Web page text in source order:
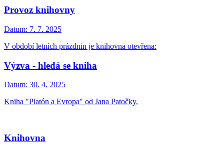
Provoz knihovny
Datum: 7. 7. 2025
V období letních prázdnin je knihovna otevřena:
Výzva - hledá se kniha
Datum: 30. 4. 2025
Kniha "Platón a Evropa" od Jana Patočky.
Knihovna